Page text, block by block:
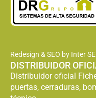
Redesign & SEO by Inter
DISTRIBUIDOR
Distribuidor oficial
puertas, cerraduras,